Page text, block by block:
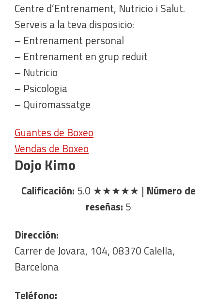
Centre d’Entrenament, Nutricio i Salut.
Serveis a la teva disposicio:
– Entrenament personal
– Entrenament en grup reduit
– Nutricio
– Psicologia
– Quiromassatge
Guantes de Boxeo
Vendas de Boxeo
Dojo Kimo
Calificación: 5.0 ★★★★★ | Número de
reseñas: 5
Dirección:
Carrer de Jovara, 104, 08370 Calella,
Barcelona
Teléfono: